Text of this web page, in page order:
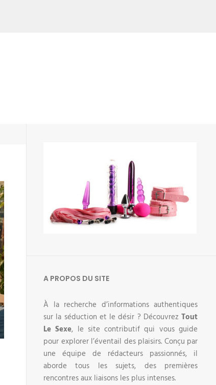
A PROPOS DU SITE
À la recherche d’informations authentiques
sur la séduction et le désir ? Découvrez Tout
Le Sexe, le site contributif qui vous guide
pour explorer l’éventail des plaisirs. Conçu par
une équipe de rédacteurs passionnés, il
aborde tous les sujets, des premières
rencontres aux liaisons les plus intenses.